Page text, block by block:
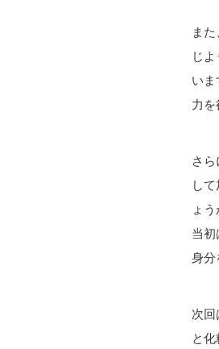
ま
じ
い
力を
さ
し
ょ
当
身分
次
と化